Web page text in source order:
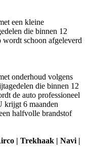
een kleine
die binnen 12
wordt schoon afgeleverd
onderhoud volgens
die binnen 12
de auto professioneel
krijgt 6 maanden
halfvolle brandstof
| Trekhaak | Navi |